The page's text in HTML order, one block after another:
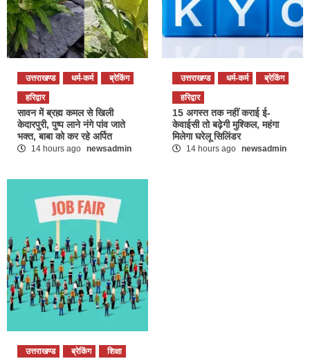
उत्तराखण्ड धर्म-कर्म
ब्रेकिंग
हरिद्वार
सावन में ब्रह्म कमल से खिली
केदारपुरी, पुष्प लाने नंगे पांव जाते
भक्त, बाबा को कर रहे अर्पित
14 hours ago newsadmin
उत्तराखण्ड धर्म-कर्म
ब्रेकिंग
हरिद्वार
15 अगस्त तक नहीं कराई ई-
केवाईसी तो बढ़ेगी मुश्किल, महंगा
मिलेगा घरेलू सिलिंडर
14 hours ago newsadmin
उत्तराखण्ड ब्रेकिंग
शिक्षा